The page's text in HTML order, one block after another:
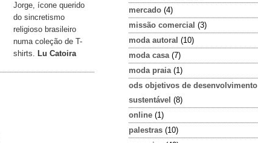
mercado (4)
missão comercial (3)
moda autoral (10)
moda casa (7)
moda praia (1)
ods objetivos de desenvolvimento
sustentável (8)
online (1)
palestras (10)
Jorge, ícone querido
do sincretismo
religioso brasileiro
numa coleção de T-
shirts. Lu Catoira